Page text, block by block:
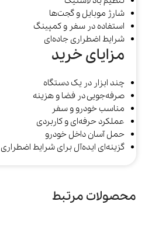
شارژ موبایل و گجت‌ها
استفاده در سفر و کمپینگ
شرایط اضطراری جاده‌ای
مزایای خرید
چند ابزار در یک دستگاه
صرفه‌جویی در فضا و هزینه
مناسب خودرو و سفر
عملکرد حرفه‌ای و کاربردی
حمل آسان داخل خودرو
گزینه‌ای ایده‌آل برای شرایط اضطراری
محصولات مرتبط